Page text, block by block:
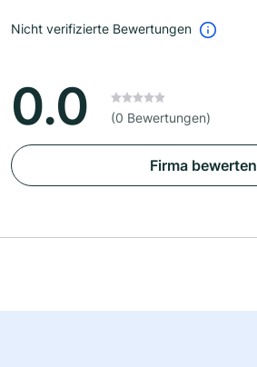
Nicht verifizierte Bewertungen
0.0 (0 Bewertungen)
Firma bewerten